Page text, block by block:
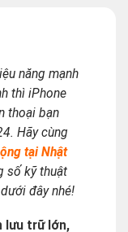
năng mạnh
thì iPhone
thoại bạn
Hãy cùng
tại Nhật
số kỹ thuật
đây nhé!
lưu trữ lớn,